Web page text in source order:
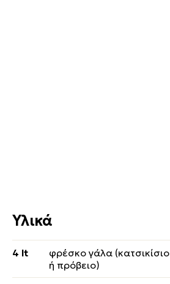
Υλικά
4 lt
φρέσκο γάλα (κατσικίσιο
ή πρόβειο)